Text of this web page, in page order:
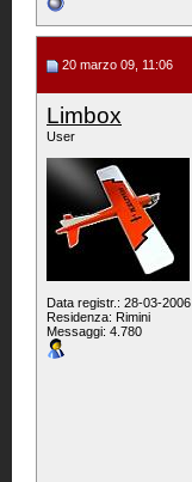
20 marzo 09, 11:06
Limbox
User
Data registr.: 28-03-2006
Residenza: Rimini
Messaggi: 4.780